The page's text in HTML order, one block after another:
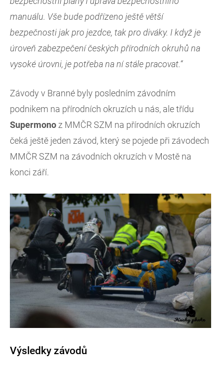
manuálu. Vše bude podřízeno ještě větší
bezpečnosti jak pro jezdce, tak pro diváky. I když je
úroveň zabezpečení českých přírodních okruhů na
vysoké úrovni, je potřeba na ní stále pracovat.“
Závody v Branné byly posledním závodním
podnikem na přírodních okruzích u nás, ale třídu
Supermono z MMČR SZM na přírodních okruzích
čeká ještě jeden závod, který se pojede při závodech
MMČR SZM na závodních okruzích v Mostě na
konci září.
Výsledky závodů